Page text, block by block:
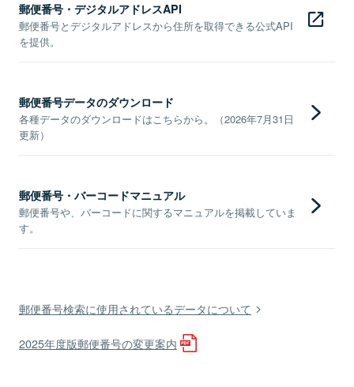
郵便番号・デジタルアドレスAPI
郵便番号とデジタルアドレスから住所を取得できる公式API
を提供。
郵便番号データのダウンロード
各種データのダウンロードはこちらから。（2026年7月31日
更新）
郵便番号・バーコードマニュアル
郵便番号や、バーコードに関するマニュアルを掲載していま
す。
郵便番号検索に使用されているデータについて
2025年度版郵便番号の変更案内